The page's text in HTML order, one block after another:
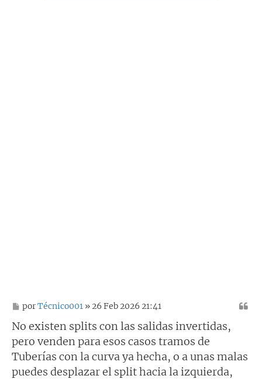
M
n
a
j
e
porTécnico001 » 26 Feb 2026 21:41
No existen splits con las salidas invertidas,
pero venden para esos casos tramos de
Tuberías con la curva ya hecha, o a unas malas
puedes desplazar el split hacia la izquierda,